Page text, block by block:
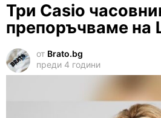
Три Casio
препоръчваме на
от Brato.bg
преди 4 години